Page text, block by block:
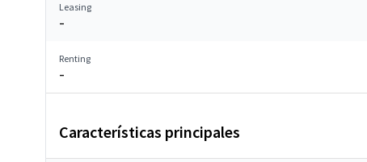
Leasing
–
Renting
–
Características principales